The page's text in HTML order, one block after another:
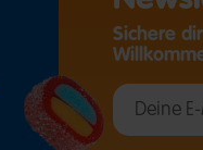
(ÖFFNET EINE EXTERNE SEITE
Sichere dir